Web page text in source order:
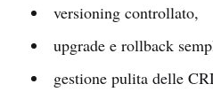
versioning controllato,
upgrade e rollback
gestione pulita delle